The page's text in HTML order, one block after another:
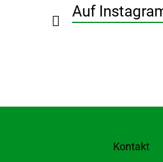
Auf
Kontakt